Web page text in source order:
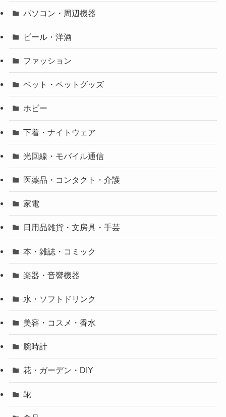
パソコン・周辺機器
ビール・洋酒
ファッション
ペット・ペットグッズ
ホビー
下着・ナイトウェア
光回線・モバイル通信
医薬品・コンタクト・介護
家電
日用品雑貨・文房具・手芸
本・雑誌・コミック
楽器・音響機器
水・ソフトドリンク
美容・コスメ・香水
腕時計
花・ガーデン・DIY
靴